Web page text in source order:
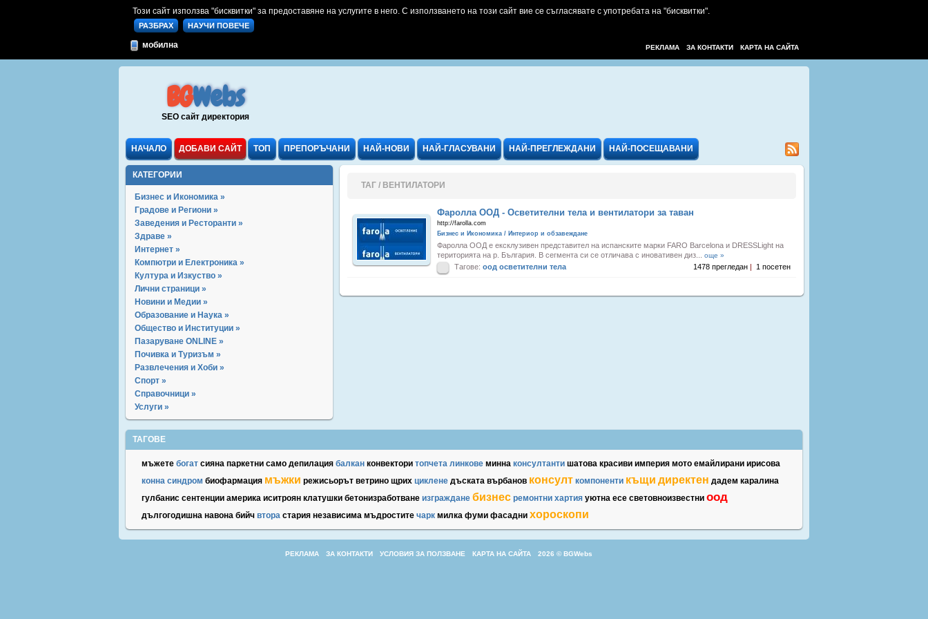
Този сайт използва "бисквитки" за предоставяне на услугите в него. С използването на този сайт вие се съгласявате с употребата на "бисквитки".
РАЗБРАХ НАУЧИ ПОВЕЧЕ
мобилна КАРТА НА САЙТА
ЗА КОНТАКТИ
РЕКЛАМА
BGWebs
SEO сайт директория
НАЧАЛО ДОБАВИ САЙТ ТОП ПРЕПОРЪЧАНИ НАЙ-НОВИ НАЙ-ГЛАСУВАНИ НАЙ-ПРЕГЛЕЖДАНИ НАЙ-ПОСЕЩАВАНИ
КАТЕГОРИИ
Бизнес и Икономика »
Градове и Региони »
Заведения и Ресторанти »
Здраве »
Интернет »
Компютри и Електроника »
Култура и Изкуство »
Лични страници »
Новини и Медии »
Образование и Наука »
Общество и Институции »
Пазаруване ONLINE »
Почивка и Туризъм »
Развлечения и Хоби »
Спорт »
Справочници »
Услуги »
ТАГ / ВЕНТИЛАТОРИ
Фаролла ООД - Осветителни тела и вентилатори за таван
http://farolla.com
Бизнес и Икономика / Интериор и обзавеждане
Фаролла ООД е ексклузивен представител на испанските марки FARO Barcelona и DRESSLight на
територията на р. България. В сегмента си се отличава с иновативен диз... още »
Тагове: оод осветителни тела 1478 прегледан | 1 посетен
ТАГОВЕ
мъжете богат сияна паркетни само депилация балкан конвектори топчета линкове минна консултанти шатова красиви империя мото емайлирани ирисова
конна синдром биофармация мъжки режисьорът ветрино щрих циклене дъската върбанов консулт компоненти къщи директен дадем каралина
гулбанис сентенции америка иситроян клатушки бетонизработване изграждане бизнес ремонтни хартия уютна есе световноизвестни оод
дългогодишна навона бийч втора стария независима мъдростите чарк милка фуми фасадни хороскопи
РЕКЛАМА ЗА КОНТАКТИ УСЛОВИЯ ЗА ПОЛЗВАНЕ КАРТА НА САЙТА 2026 © BGWebs